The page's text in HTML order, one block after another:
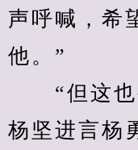
声呼喊，希
他。”
“但这也
杨坚进言杨